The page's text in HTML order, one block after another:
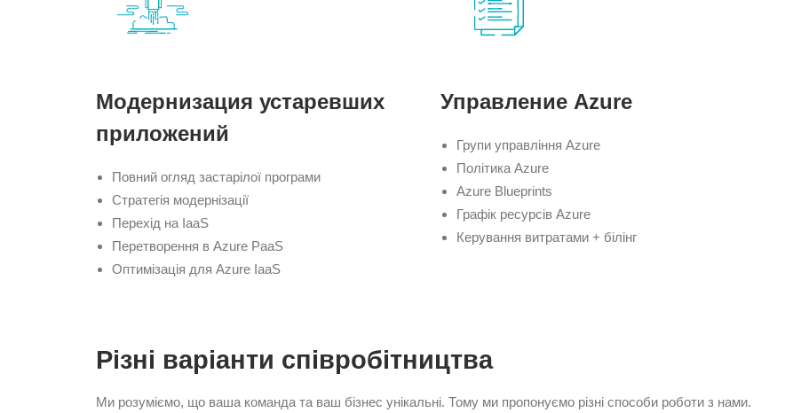
Модернизация устаревших
приложений
Повний огляд застарілої програми
Стратегія модернізації
Перехід на IaaS
Перетворення в Azure PaaS
Оптимізація для Azure IaaS
Управление Azure
Групи управління Azure
Політика Azure
Azure Blueprints
Графік ресурсів Azure
Керування витратами + білінг
Різні варіанти співробітництва
Ми розуміємо, що ваша команда та ваш бізнес унікальні. Тому ми пропонуємо різні способи роботи з нами.